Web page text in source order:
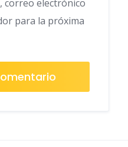
correo electrónico
para la próxima